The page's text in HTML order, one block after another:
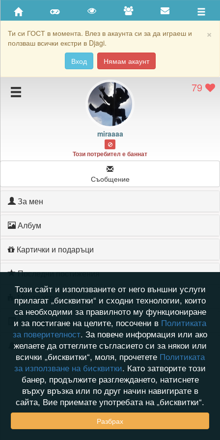
×
Ти си ГОСТ в момента. Влез в акаунта си за да играеш и
ползваш всички екстри в Djagi.
Вход
Нямам акаунт
Приятели
Хронология на игри
Подаръците на miraaaa
Картичките на miraaaa
79
miraaaa
Този потребител е баннат
Съобщение
За мен
Албум
Картички и подаръци
Последни постижения
Моите игри
Хронология на игри
Активност
Този сайт и използваните от него външни услуги
прилагат „бисквитки“ и сходни технологии, които
са необходими за правилното му функциониране
и за постигане на целите, посочени в Политиката
за поверителност. За повече информация или ако
желаете да оттеглите съгласието си за някои или
всички „бисквитки“, моля, прочетете Политиката
за използване на бисквитки. Като затворите този
банер, продължите разглеждането, натиснете
върху връзка или по друг начин навигирате в
сайта, Вие приемате употребата на „бисквитки“.
Разбрах